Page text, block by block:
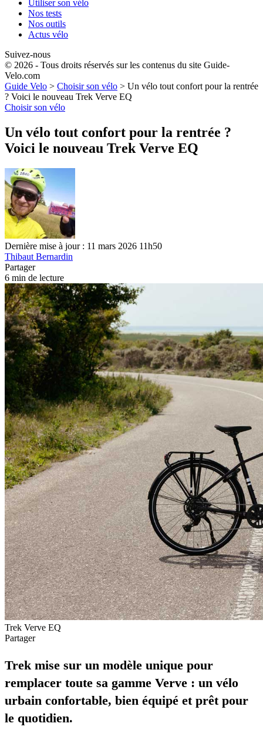
Utiliser son vélo
Nos tests
Nos outils
Actus vélo
Suivez-nous
© 2026 - Tous droits réservés sur les contenus du site Guide-
Velo.com
Guide Velo > Choisir son vélo > Un vélo tout confort pour la rentrée
? Voici le nouveau Trek Verve EQ
Choisir son vélo
Un vélo tout confort pour la rentrée ?
Voici le nouveau Trek Verve EQ
Dernière mise à jour : 11 mars 2026 11h50
Thibaut Bernardin
Partager
6 min de lecture
Trek Verve EQ
Partager
Trek mise sur un modèle unique pour
remplacer toute sa gamme Verve : un vélo
urbain confortable, bien équipé et prêt pour
le quotidien.